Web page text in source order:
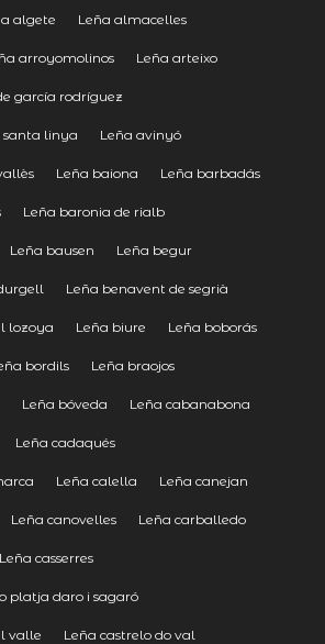
algete Leña almacelles
arroyomolinos Leña arteixo
garcía rodríguez
santa linya Leña avinyó
Leña baiona Leña barbadás
Leña baronia de rialb
Leña bausen Leña begur
Leña benavent de segrià
lozoya Leña biure Leña boborás
bordils Leña braojos
Leña bóveda Leña cabanabona
Leña cadaqués
Leña calella Leña canejan
Leña canovelles Leña carballedo
Leña casserres
platja daro i sagaró
valle Leña castrelo do val